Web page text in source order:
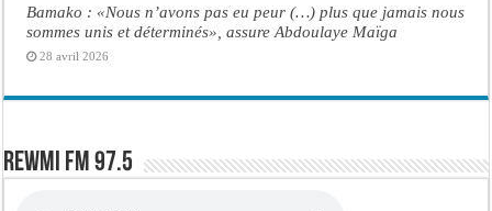
Bamako : «Nous n’avons pas eu peur (…) plus que jamais nous
sommes unis et déterminés», assure Abdoulaye Maïga
28 avril 2026
Rewmi FM 97.5